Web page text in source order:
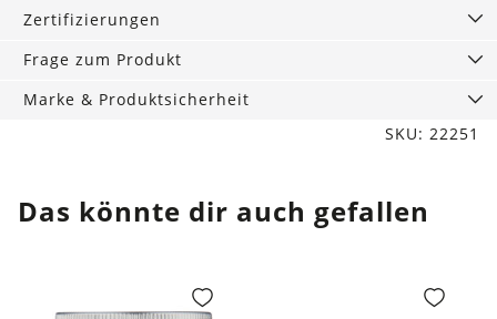
Zertifizierungen
Frage zum Produkt
Marke & Produktsicherheit
SKU: 22251
Das könnte dir auch gefallen